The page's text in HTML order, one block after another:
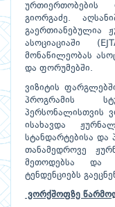
ურთიერთობების
გიორგაძე.
გაერთიანებულია
ასოციაციაში
მონაწილეობას
და ფორუმებში.
ვიზიტის
პროგრამის
პერსონალისთვის
ისახავდა
სტანდარტებისა და
თანამედროვე
მეთოდებსა და
ტენდენციებს
ვორქშოფზე